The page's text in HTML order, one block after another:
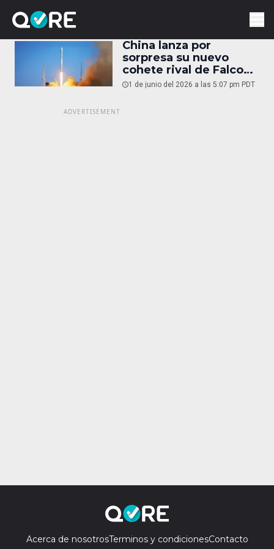
China lanza por
sorpresa su nuevo
cohete rival de Falcon
91 de junio del 2026 a las 5:07 pm PDT
Acerca de nosotrosTerminos y condicionesContacto